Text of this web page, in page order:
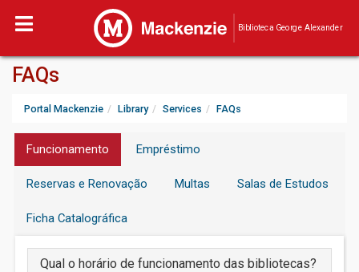
Biblioteca George Alexander
FAQs
Portal Mackenzie Library Services FAQs
Funcionamento Empréstimo
Reservas e Renovação Multas Salas de Estudos
Ficha Catalográfica
Qual o horário de funcionamento das bibliotecas?